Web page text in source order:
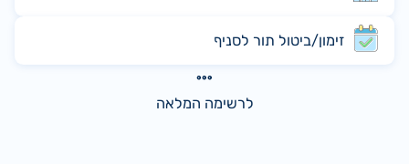
זימון/ביטול תור לסניף
לרשימה המלאה